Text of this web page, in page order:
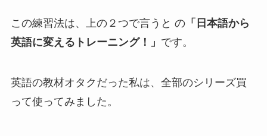
この練習法は、上の２つで言うと の「日本語から
英語に変えるトレーニング！」 です。
英語の教材オタクだった私は、全部のシリーズ買
って使ってみました。